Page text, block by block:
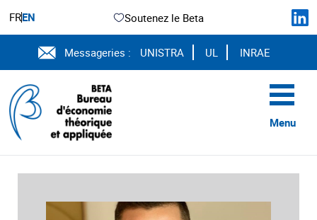
FREN Soutenez le Beta
Messageries : UNISTRA UL INRAE
Menu